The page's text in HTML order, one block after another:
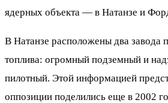
ядерных объекта — в Натанзе и
В Натанзе расположены два завода
топлива: огромный подземный и
пилотный. Этой информацией
оппозиции поделились еще в 2002